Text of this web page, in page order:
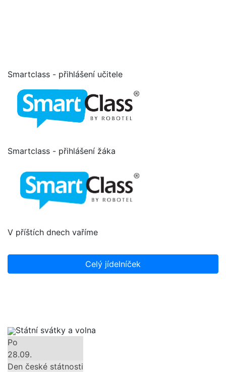
Smartclass - přihlášení učitele
Smartclass - přihlášení žáka
V příštích dnech vaříme
Celý jídelníček
Státní svátky a volna
Po
28.09.
Den české státnosti